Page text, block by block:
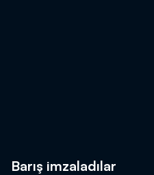
Barış imzaladılar